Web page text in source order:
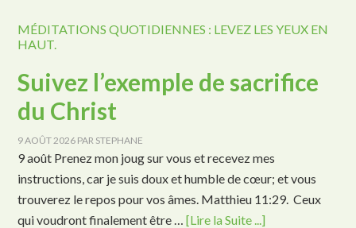
MÉDITATIONS QUOTIDIENNES : LEVEZ LES YEUX EN
HAUT.
Suivez l’exemple de sacrifice
du Christ
9 AOÛT 2026 PAR STEPHANE
9 août Prenez mon joug sur vous et recevez mes
instructions, car je suis doux et humble de cœur; et vous
trouverez le repos pour vos âmes. Matthieu 11:29. Ceux
qui voudront finalement être …[Lire la Suite ...]